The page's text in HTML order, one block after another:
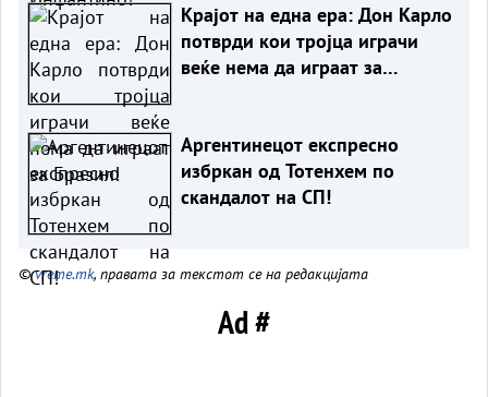
Крајот на една ера: Дон Карло
потврди кои тројца играчи
веќе нема да играат за
Аргентинецот експресно
избркан од Тотенхем по
скандалот на СП!
©vreme.mk, правата за текстот се на редакцијата
Ad #